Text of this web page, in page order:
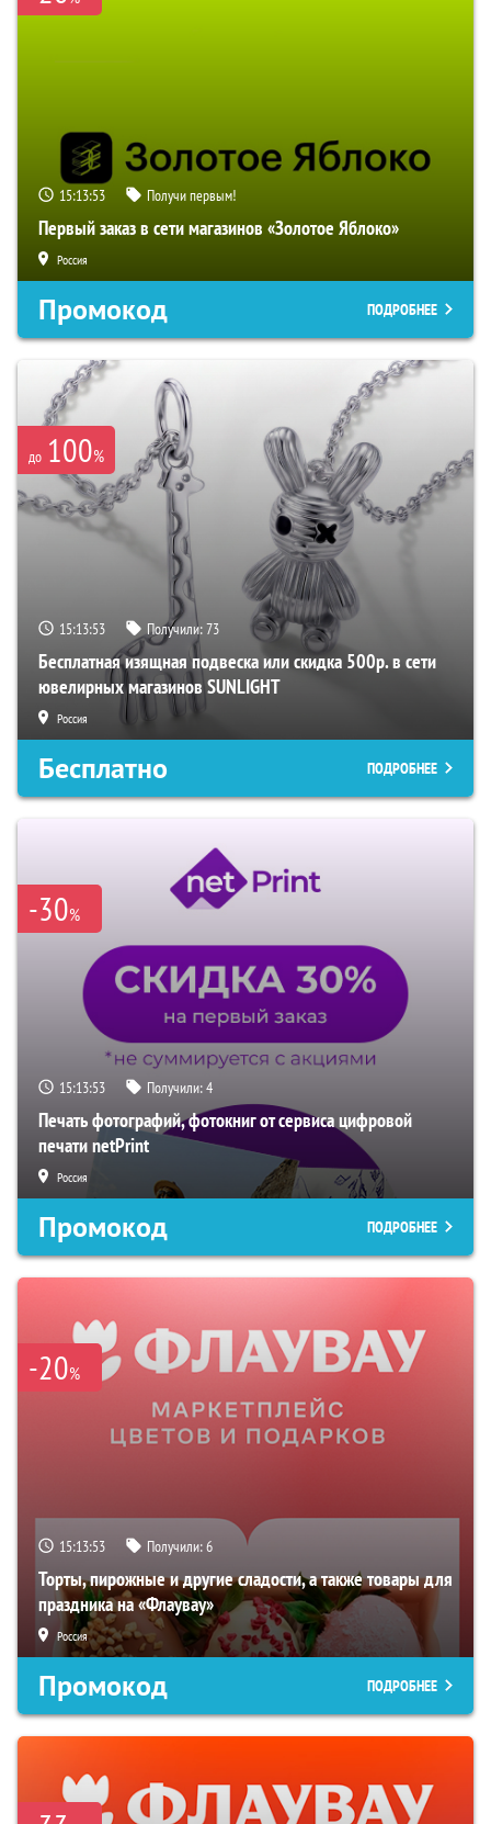
15:13:51 Получи первым!
Первый заказ в сети магазинов «Золотое Яблоко»
Россия
Промокод ПОДРОБНЕЕ
до 100%
15:13:51 Получили:73
Бесплатная изящная подвеска или скидка 500р. в сети
ювелирных магазинов SUNLIGHT
Россия
Бесплатно ПОДРОБНЕЕ
-30%
15:13:51 Получили:4
Печать фотографий, фотокниг от сервиса цифровой
печати netPrint
Россия
Промокод ПОДРОБНЕЕ
-20%
15:13:51 Получили:6
Торты, пирожные и другие сладости, а также товары для
праздника на «Флаувау»
Россия
Промокод ПОДРОБНЕЕ